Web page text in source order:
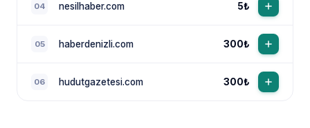
04 nesilhaber.com 5₺
05 haberdenizli.com 300₺
06 hudutgazetesi.com 300₺